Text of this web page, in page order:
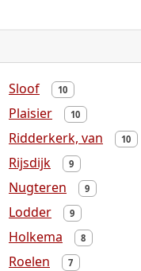
Sloof 10
Plaisier 10
Ridderkerk, van 10
Rijsdijk 9
Nugteren 9
Lodder 9
Holkema 8
Roelen 7